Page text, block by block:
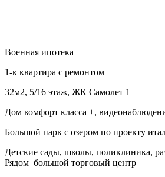
Военная ипотека
1-к квартира с ремонтом
32м2, 5/16 этаж, ЖК Самолет 1
Дом комфорт класса +,
Большой парк с озером по проекту
Детские сады, школы, поликлиника,
Рядом большой торговый центр